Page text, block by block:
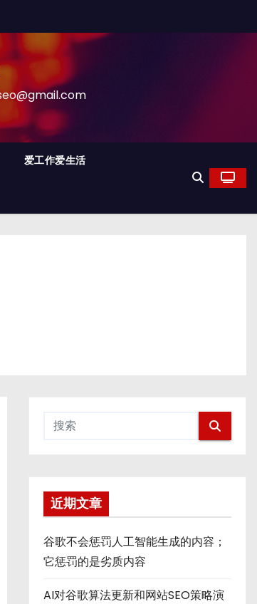
爱工作爱生活
近期文章
谷歌不会惩罚人工智能生成的内容；
它惩罚的是劣质内容
AI对谷歌算法更新和网站SEO策略演